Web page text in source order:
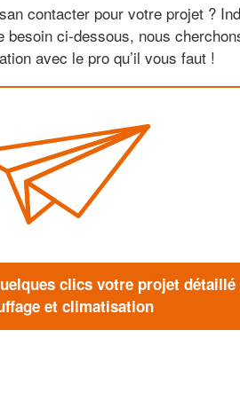
contacter pour votre projet ?
besoin ci-dessous, nous
avec le pro qu’il vous faut !
clics votre projet détaillé
et climatisation